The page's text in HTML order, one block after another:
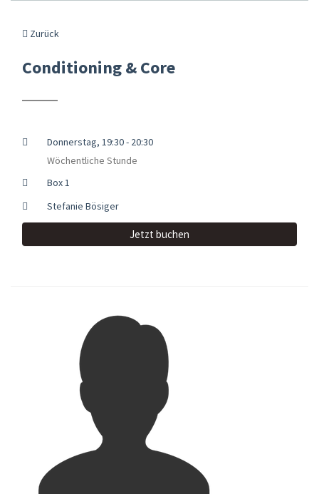
Zurück
Conditioning & Core
Donnerstag, 19:30 - 20:30
Wöchentliche Stunde
Box 1
Stefanie Bösiger
Jetzt buchen